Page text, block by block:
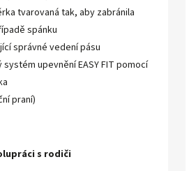
tvarovaná tak, aby zabránila
spánku
správné vedení pásu
upevnění EASY FIT pomocí
praní)
s rodiči